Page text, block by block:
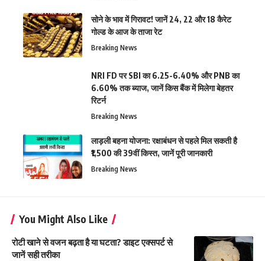
सोने के भाव में गिरावट! जानें 24, 22 और 18 कैरेट
गोल्ड के आज के ताजा रेट
Breaking News
NRI FD पर SBI का 6.25-6.40% और PNB का
6.60% तक ब्याज, जानें किस बैंक में मिलेगा बेहतर
रिटर्न
Breaking News
लाड़ली बहना योजना: रक्षाबंधन से पहले मिल सकती है
₹1,500 की 39वीं किस्त, जानें पूरी जानकारी
Breaking News
You Might Also Like
रोटी खाने से वजन बढ़ता है या घटता? डाइट एक्सपर्ट से
जानें सही तरीका